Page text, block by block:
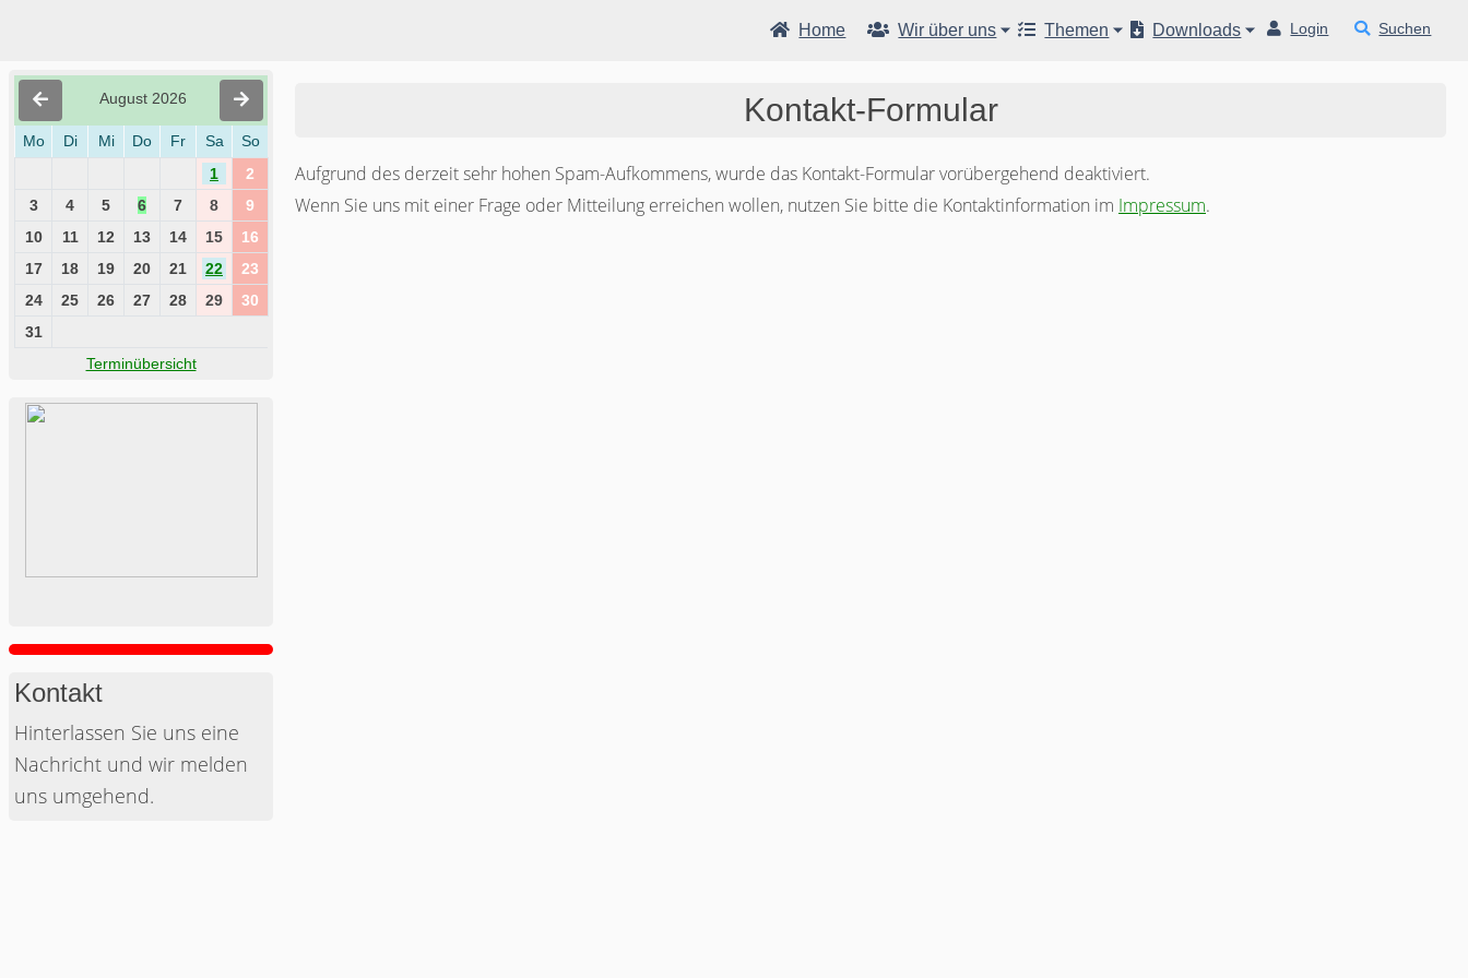
Home Wir über uns Themen Downloads Login Suchen
August 2026
Mo Di Mi Do Fr Sa
So
1
2
3
4 5 6 7 8
9
10
11 12 13 14 15
16
17
18 19 20 21 22
23
24
25 26 27 28 29
30
31
Terminübersicht
Kontakt
Hinterlassen Sie uns eine
Nachricht und wir melden
uns umgehend.
Kontakt-Formular
Aufgrund des derzeit sehr hohen Spam-Aufkommens, wurde das Kontakt-Formular vorübergehend deaktiviert.
Wenn Sie uns mit einer Frage oder Mitteilung erreichen wollen, nutzen Sie bitte die Kontaktinformation im Impressum.